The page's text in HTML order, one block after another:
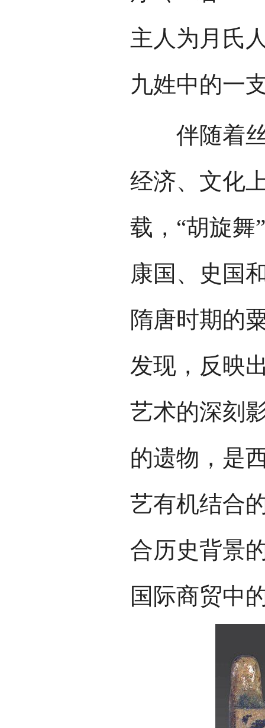
主人为月氏
九姓中的一
伴随着丝
经济、文化
载，“胡旋舞
康国、史国
隋唐时期的
发现，反映
艺术的深刻
的遗物，是
艺有机结合
合历史背景
国际商贸中